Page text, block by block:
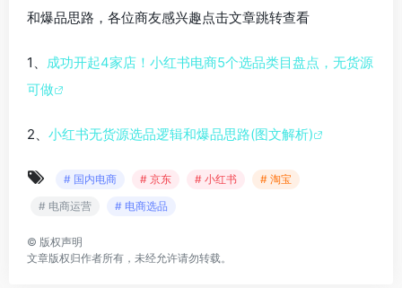
和爆品思路，各位商友感兴趣点击文章跳转查看
1、
成功开起4家店！小红书电商5个选品类目盘点，无货源
可做
2、 小红书无货源选品逻辑和爆品思路(图文解析)
# 国内电商 # 京东 # 小红书
# 淘宝
# 电商运营
# 电商选品
© 版权声明
文章版权归作者所有，未经允许请勿转载。